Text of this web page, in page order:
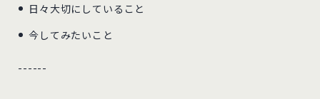
日々大切にしていること
今してみたいこと
------